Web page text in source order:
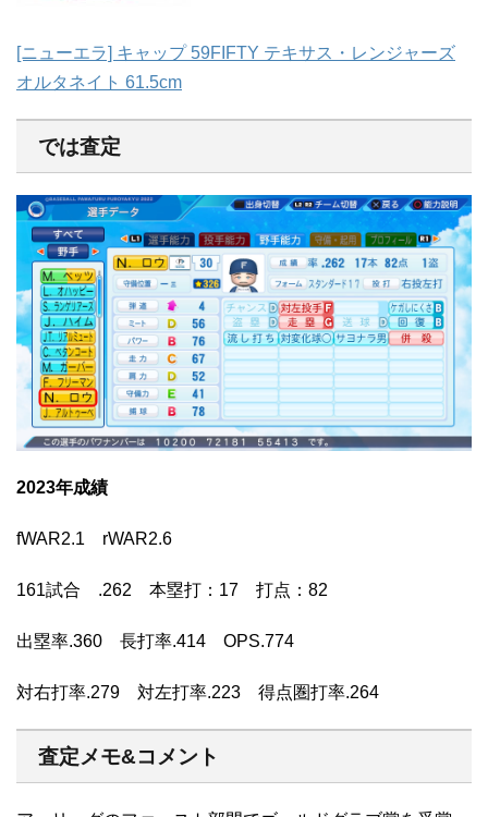
[ニューエラ] キャップ 59FIFTY テキサス・レンジャーズ
オルタネイト 61.5cm
では査定
2023年成績
fWAR2.1 rWAR2.6
161試合 .262 本塁打：17 打点：82
出塁率.360 長打率.414 OPS.774
対右打率.279 対左打率.223 得点圏打率.264
査定メモ&コメント